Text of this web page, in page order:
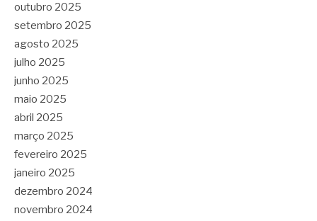
outubro 2025
setembro 2025
agosto 2025
julho 2025
junho 2025
maio 2025
abril 2025
março 2025
fevereiro 2025
janeiro 2025
dezembro 2024
novembro 2024